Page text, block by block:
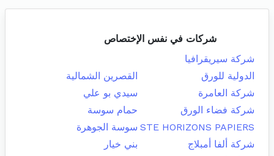
شركات في نفس الإختصاص
شركة سيريقرافيا
الدولية للورق
القصرين الشمالية
شركة العامرة
سيدي بو علي
شركة فضاء الورق
حمام سوسة
STE HORIZONS PAPIERS سوسة الجوهرة
شركة ألفا أمبلاج
بني خيار